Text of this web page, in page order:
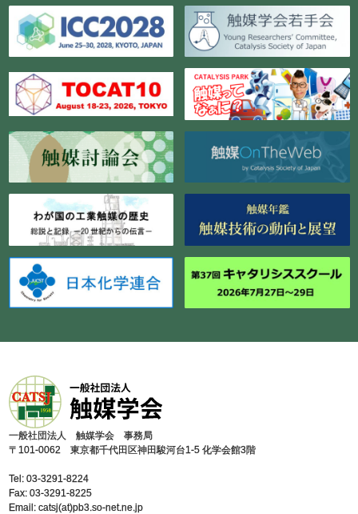
⼀般社団法⼈ 触媒学会 事務局
〒101-0062 東京都千代⽥区神⽥駿河台1-5 化学会館3階
Tel: 03-3291-8224
Fax: 03-3291-8225
Email: catsj(at)pb3.so-net.ne.jp